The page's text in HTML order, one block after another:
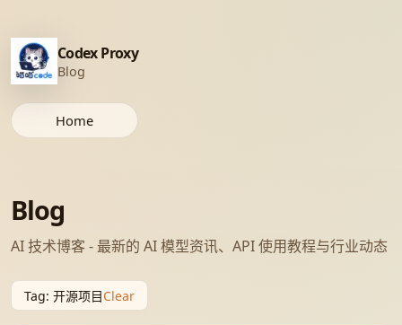
Codex Proxy
Blog
Home
Blog
AI 技术博客 - 最新的 AI 模型资讯、API 使用教程与行业动态
Tag: 开源项目Clear